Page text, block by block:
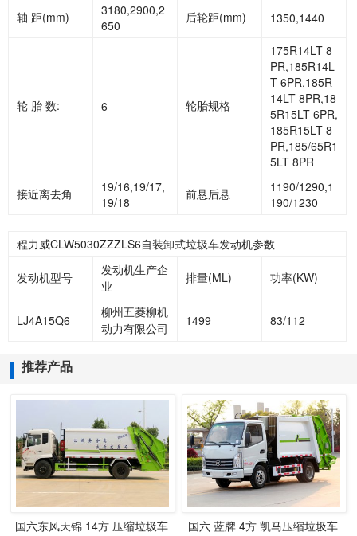
轴 距(mm)
3180,2900,2
650
后轮距(mm) 1350,1440
轮 胎 数: 6 轮胎规格
175R14LT 8
PR,185R14L
T 6PR,185R
14LT 8PR,18
5R15LT 6PR,
185R15LT 8
PR,185/65R1
5LT 8PR
接近离去角
19/16,19/17,
19/18
前悬后悬
1190/1290,1
190/1230
程力威CLW5030ZZZLS6自装卸式垃圾车发动机参数
发动机型号
发动机生产企
业
排量(ML) 功率(KW)
LJ4A15Q6
柳州五菱柳机
动力有限公司
1499 83/112
推荐产品
国六东风天锦 14方 压缩垃圾车 国六 蓝牌 4方 凯马压缩垃圾车